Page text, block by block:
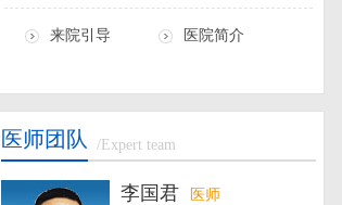
来院引导 医院简介
医师团队 /Expert team
李国君 医师